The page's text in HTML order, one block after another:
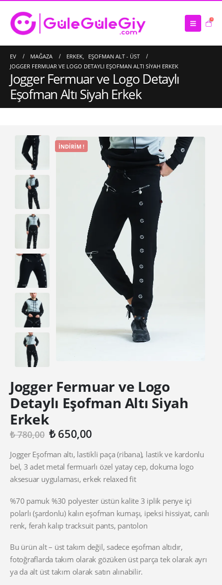
0
EV MAĞAZA ERKEK,
EŞOFMAN ALT - ÜST
JOGGER FERMUAR VE LOGO DETAYLI EŞOFMAN ALTI SIYAH ERKEK
Jogger Fermuar ve Logo Detaylı
Eşofman Altı Siyah Erkek
İNDIRIM !
Jogger Fermuar ve Logo
Detaylı Eşofman Altı Siyah
Erkek
₺780,00 Orijinal
₺ 780,00.
₺650,00Şu
fiyat:
₺ 650,00.
Jogger Eşofman altı, lastikli paça (ribana), lastik ve kardonlu
bel, 3 adet metal fermuarlı özel yatay cep, dokuma logo
aksesuar uygulaması, erkek relaxed fit
%70 pamuk %30 polyester üstün kalite 3 iplik penye içi
polarlı (şardonlu) kalın eşofman kumaşı, ipeksi hissiyat, canlı
renk, ferah kalıp tracksuit pants, pantolon
Bu ürün alt – üst takım değil, sadece eşofman altıdır,
fotoğraflarda takım olarak gözüken üst parça tek olarak ayrı
ya da alt üst takım olarak satın alınabilir.